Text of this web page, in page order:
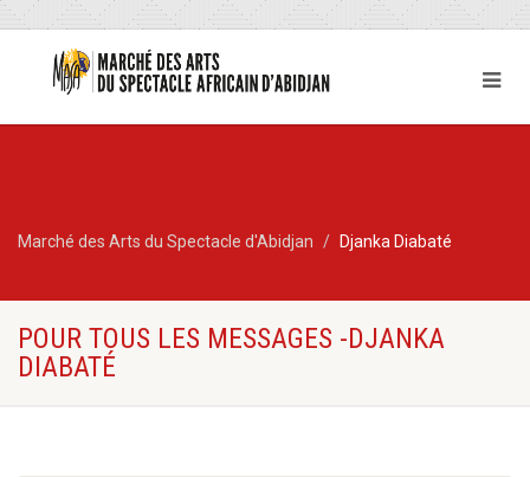
Marché des Arts du Spectacle d'Abidjan Djanka Diabaté
POUR TOUS LES MESSAGES -DJANKA
DIABATÉ